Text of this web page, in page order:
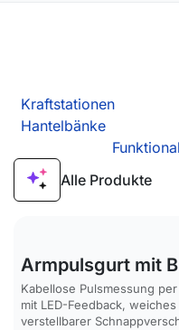
Kraftstationen
Hantelbänke
Alle Produkte
Armpulsgurt mit
Kabellose Pulsmessung
mit LED-Feedback,
verstellbarer